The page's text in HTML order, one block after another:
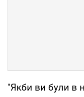
"Якби ви були в